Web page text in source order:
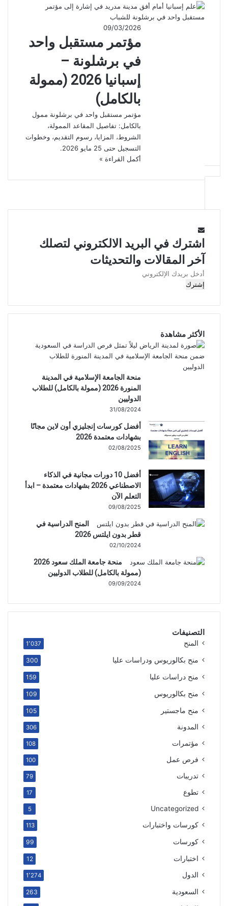
09/03/2026
مؤتمر مستقبل واحد
في برشلونة –
إسبانيا 2026 (ممولة
بالكامل)
مؤتمر مستقبل واحد في برشلونة ممول
بالكامل: تفاصيل المقاعد الممولة،
الشروط، المزايا، رسوم التقديم، وخطوات
التسجيل حتى 25 مايو 2026.
أكمل القراءة »
اشترك في البريد الالكتروني لتصلك
آخر المقالات والتحديثات
أدخل
بريدك
الأكثر مشاهدة
منحة الجامعة الإسلامية في المدينة
المنورة 2026 (ممولة بالكامل) للطلاب
الدوليين
31/08/2024
أفضل كورسات إنجليزي أون لاين مجانًا
بشهادات معتمدة 2026
02/08/2025
أفضل 10 دورات مجانية في الذكاء
الاصطناعي 2026 بشهادات معتمدة – ابدأ
التعلم الآن
09/08/2025
المنح الدراسية في
قطر بدون ايلتس 2026
02/10/2024
منحة جامعة الملك سعود 2026
(ممولة بالكامل) للطلاب الدوليين
09/09/2024
التصنيفات
المنح 1٬037
منح بكالوريوس ودراسات عليا 300
منح دراسات عليا 159
منح بكالوريوس 109
منح ماجستير 105
المدونة 306
مؤتمرات 108
فرص عمل 100
تدريبات 79
تطوع 17
Uncategorized
5
كورسات واختبارات 113
كورسات 99
اختبارات 12
الدول 1٬274
السعودية 263